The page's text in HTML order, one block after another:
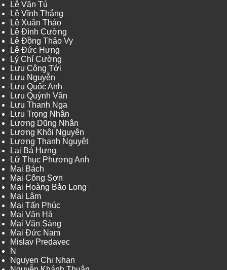
Lê Văn Tú
Lê Vĩnh Thắng
Lê Xuân Thảo
Lê Đình Cường
Lê Đồng Thảo Vy
Lê Đức Hưng
Lý Chí Cường
Lưu Công Tới
Lưu Nguyễn
Lưu Quốc Anh
Lưu Quỳnh Vân
Lưu Thanh Nga
Lưu Trọng Nhân
Lương Dũng Nhân
Lương Khôi Nguyên
Lương Thanh Nguyệt
Lại Bá Hưng
Lữ Thục Phương Anh
Mai Bách
Mai Công Sơn
Mai Hoàng Bảo Long
Mai Lâm
Mai Tấn Phúc
Mai Văn Hà
Mai Văn Sáng
Mai Đức Nam
Mislav Predavec
N
Nguyen Chi Nhan